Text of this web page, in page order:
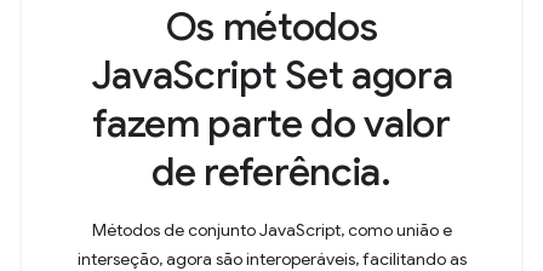
Os métodos
JavaScript Set agora
fazem parte do valor
de referência.
Métodos de conjunto JavaScript, como união e
interseção, agora são interoperáveis, facilitando as